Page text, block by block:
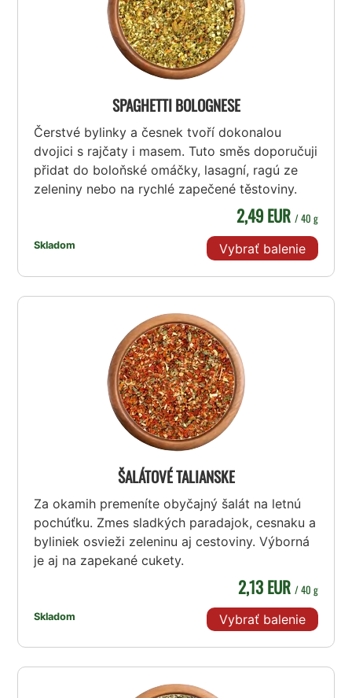
SPAGHETTI BOLOGNESE
Čerstvé bylinky a česnek tvoří dokonalou
dvojici s rajčaty i masem. Tuto směs doporučuji
přidat do boloňské omáčky, lasagní, ragú ze
zeleniny nebo na rychlé zapečené těstoviny.
Skladom
2,49 EUR / 40 g
Vybrať balenie
ŠALÁTOVÉ TALIANSKE
Za okamih premeníte obyčajný šalát na letnú
pochúťku. Zmes sladkých paradajok, cesnaku a
byliniek osvieži zeleninu aj cestoviny. Výborná
je aj na zapekané cukety.
Skladom
2,13 EUR / 40 g
Vybrať balenie